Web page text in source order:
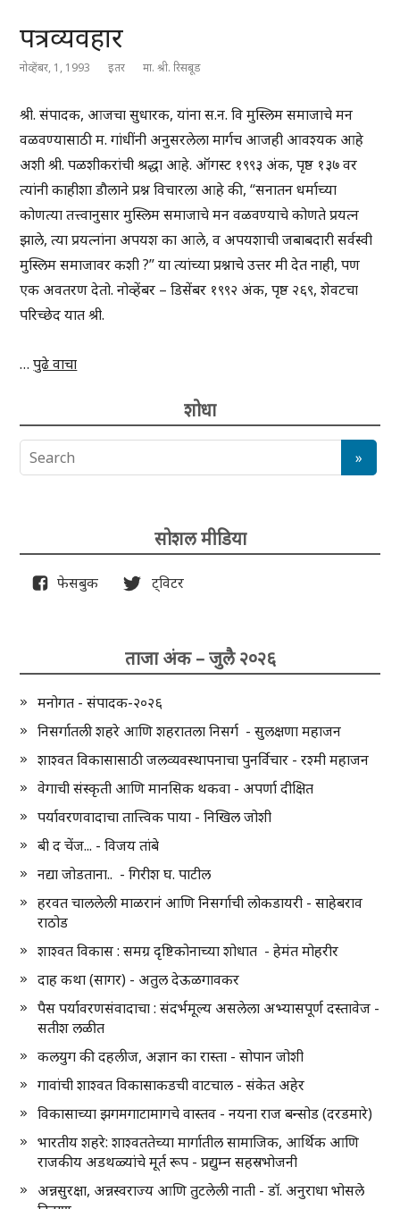
पत्रव्यवहार
नोव्हेंबर, 1, 1993 इतर मा. श्री. रिसबूड
श्री. संपादक, आजचा सुधारक, यांना स.न. वि मुस्लिम समाजाचे मन
वळवण्यासाठी म. गांधींनी अनुसरलेला मार्गच आजही आवश्यक आहे
अशी श्री. पळशीकरांची श्रद्धा आहे. ऑगस्ट १९९३ अंक, पृष्ठ १३७ वर
त्यांनी काहीशा डौलाने प्रश्न विचारला आहे की, “सनातन धर्माच्या
कोणत्या तत्त्वानुसार मुस्लिम समाजाचे मन वळवण्याचे कोणते प्रयत्न
झाले, त्या प्रयत्नांना अपयश का आले, व अपयशाची जबाबदारी सर्वस्वी
मुस्लिम समाजावर कशी ?” या त्यांच्या प्रश्नाचे उत्तर मी देत नाही, पण
एक अवतरण देतो. नोव्हेंबर – डिसेंबर १९९२ अंक, पृष्ठ २६९, शेवटचा
परिच्छेद यात श्री.
…पुढे वाचा
शोधा
सोशल मीडिया
फेसबुक ट्विटर
ताजा अंक – जुलै २०२६
मनोगत - संपादक-२०२६
निसर्गातली शहरे आणि शहरातला निसर्ग - सुलक्षणा महाजन
शाश्वत विकासासाठी जलव्यवस्थापनाचा पुनर्विचार - रश्मी महाजन
वेगाची संस्कृती आणि मानसिक थकवा - अपर्णा दीक्षित
पर्यावरणवादाचा तात्त्विक पाया - निखिल जोशी
बी द चेंज... - विजय तांबे
नद्या जोडताना.. - गिरीश घ. पाटील
हरवत चाललेली माळरानं आणि निसर्गाची लोकडायरी - साहेबराव
राठोड
शाश्वत विकास : समग्र दृष्टिकोनाच्या शोधात - हेमंत मोहरीर
दाह कथा (सागर) - अतुल देऊळगावकर
पैस पर्यावरणसंवादाचा : संदर्भमूल्य असलेला अभ्यासपूर्ण दस्तावेज -
सतीश लळीत
कलयुग की दहलीज, अज्ञान का रास्ता - सोपान जोशी
गावांची शाश्वत विकासाकडची वाटचाल - संकेत अहेर
विकासाच्या झगमगाटामागचे वास्तव - नयना राज बन्सोड (दरडमारे)
भारतीय शहरे: शाश्वततेच्या मार्गातील सामाजिक, आर्थिक आणि
राजकीय अडथळ्यांचे मूर्त रूप - प्रद्युम्न सहस्रभोजनी
अन्नसुरक्षा, अन्नस्वराज्य आणि तुटलेली नाती - डॉ. अनुराधा भोसले